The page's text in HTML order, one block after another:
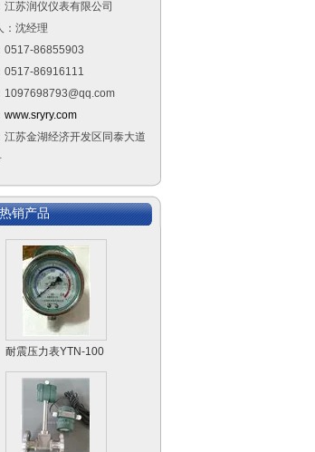
江苏润仪仪表有限公司
：沈经理
0517-86855903
0517-86916111
1097698793@qq.com
www.sryry.com
江苏金湖经济开发区同泰大道
热销产品
侧装远传磁翻板液位
计
隔膜压力表
耐震压力表YTN-100